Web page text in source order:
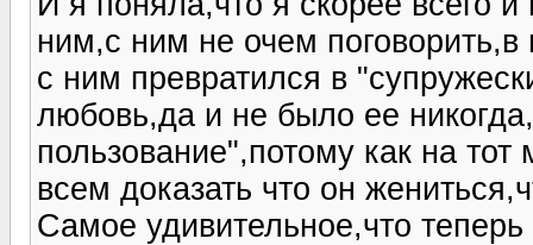
ним,с ним не очем поговорить,в
с ним превратился в
любовь,да и не было ее
пользование",потому как на
всем доказать что он
Самое удивительное,что